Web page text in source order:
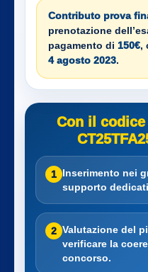
Contributo prova
prenotazione
pagamento di 150€,
4 agosto 2023.
Con il
1 Inserimento nei
supporto
2 Valutazione del
verificare la
concorso.